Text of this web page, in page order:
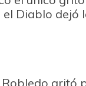
Diablo dejó
gritó